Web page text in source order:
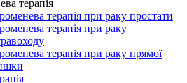
терапія
терапія при раку простати
терапія при раку
терапія при раку прямої